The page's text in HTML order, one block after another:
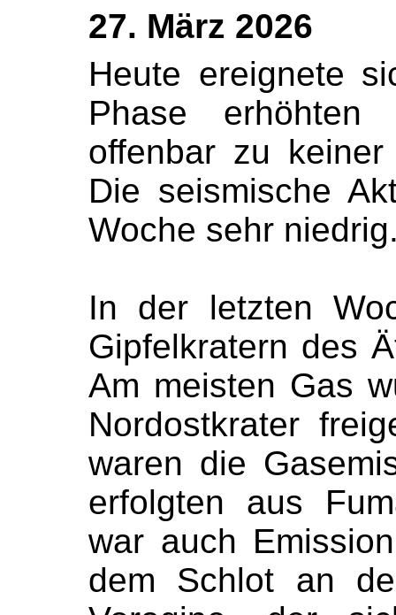
27. März 2026
Heute ereignete
Phase
offenbar zu
Die seismische
Woche sehr
In der letzten
Gipfelkratern des
Am meisten Gas
Nordostkrater
waren die
erfolgten aus
war auch
dem Schlot an